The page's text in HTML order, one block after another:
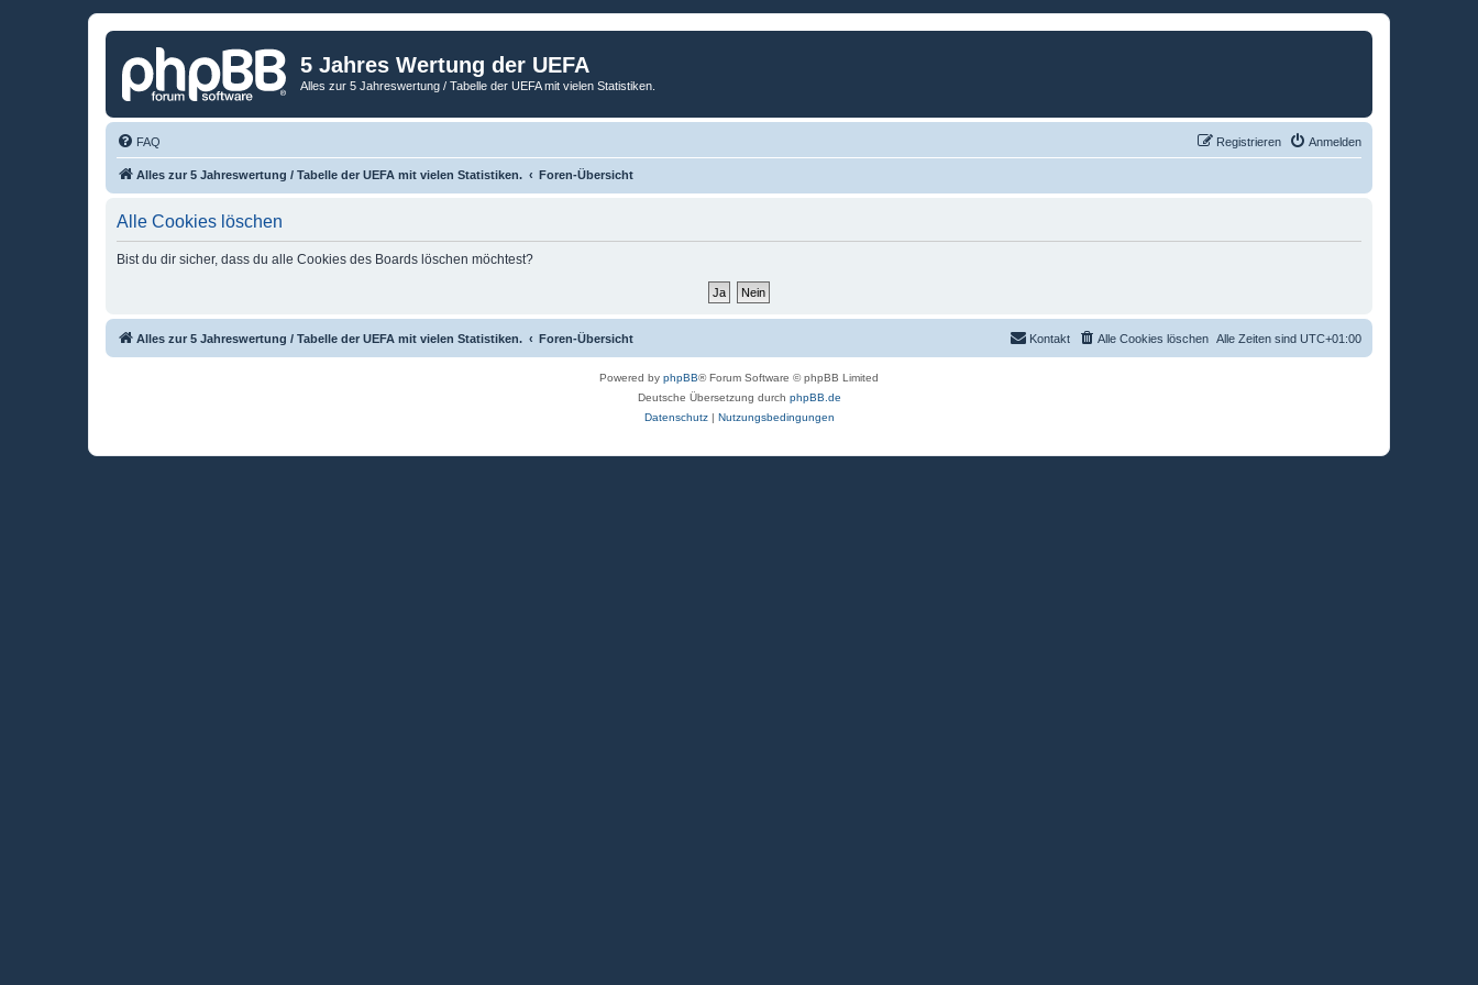
5 Jahres Wertung der UEFA
Alles zur 5 Jahreswertung / Tabelle der UEFA mit vielen Statistiken.
FAQ Anmelden
Registrieren
Alles zur 5 Jahreswertung / Tabelle der UEFA mit vielen Statistiken. Foren-Übersicht
Alle Cookies löschen
Bist du dir sicher, dass du alle Cookies des Boards löschen möchtest?
Alles zur 5 Jahreswertung / Tabelle der UEFA mit vielen Statistiken. Foren-Übersicht Alle Zeiten sind UTC+01:00
Alle Cookies löschen
Kontakt
Powered by phpBB® Forum Software © phpBB Limited
Deutsche Übersetzung durch phpBB.de
Datenschutz| Nutzungsbedingungen